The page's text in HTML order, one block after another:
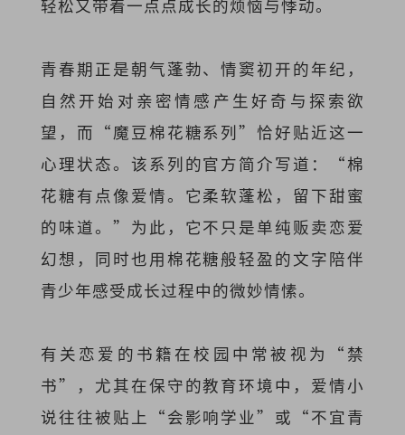
轻松又带着一点点成长的烦恼与悸动。
青春期正是朝气蓬勃、情窦初开的年纪，
自然开始对亲密情感产生好奇与探索欲
望，而“魔豆棉花糖系列”恰好贴近这一
心理状态。该系列的官方简介写道：“棉
花糖有点像爱情。它柔软蓬松，留下甜蜜
的味道。”为此，它不只是单纯贩卖恋爱
幻想，同时也用棉花糖般轻盈的文字陪伴
青少年感受成长过程中的微妙情愫。
有关恋爱的书籍在校园中常被视为“禁
书”，尤其在保守的教育环境中，爱情小
说往往被贴上“会影响学业”或“不宜青